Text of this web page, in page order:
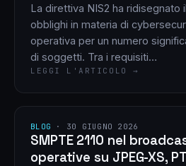
La direttiva NIS2 ha ridisegnato
obblighi in materia di
operativa per un numero
di soggetti. Tra i requisiti…
LEGGI L'ARTICOLO →
BLOG · 30 GIUGNO 2026
SMPTE 2110 nel
operative su JPEG-XS,